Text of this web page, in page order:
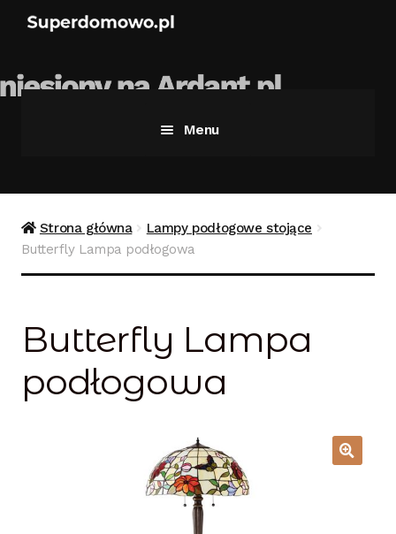
Menu
Bezpieczne zakupy
Lampy i oświetlenie
O firmie i sklepie
Strona główna
Lampy podłogowe stojące
Butterfly Lampa podłogowa
Butterfly Lampa
podłogowa